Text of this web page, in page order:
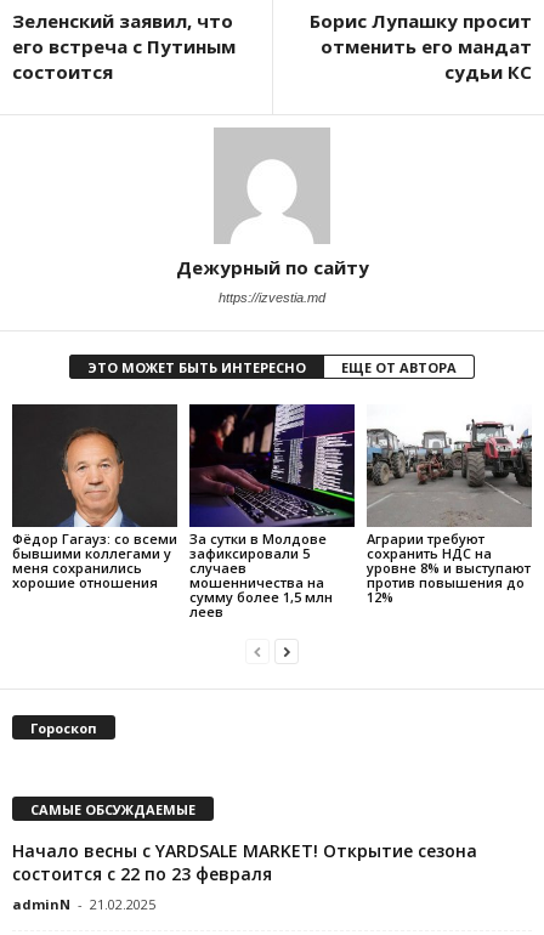
Зеленский заявил, что
его встреча с Путиным
состоится
Борис Лупашку просит
отменить его мандат
судьи КС
Дежурный по сайту
https://izvestia.md
ЭТО МОЖЕТ БЫТЬ ИНТЕРЕСНО ЕЩЕ ОТ АВТОРА
Фёдор Гагауз: со всеми
бывшими коллегами у
меня сохранились
хорошие отношения
За сутки в Молдове
зафиксировали 5
случаев
мошенничества на
сумму более 1,5 млн
леев
Аграрии требуют
сохранить НДС на
уровне 8% и выступают
против повышения до
12%
Гороскоп
САМЫЕ ОБСУЖДАЕМЫЕ
Начало весны с YARDSALE MARKET! Открытие сезона
состоится с 22 по 23 февраля
adminN - 21.02.2025